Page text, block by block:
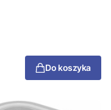
Do koszyka